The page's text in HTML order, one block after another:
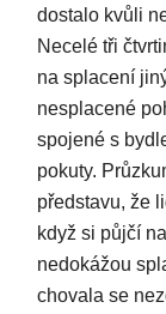
dostalo kvůli
Necelé tři
na splacení
nesplacené
spojené s
pokuty.
představu, že
když si půjčí
nedokážou
chovala se